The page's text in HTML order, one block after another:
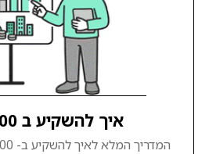
איך להשקיע ב S&P 500